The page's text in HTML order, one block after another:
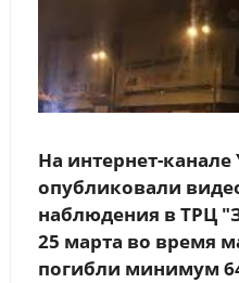
На интернет-канале
опубликовали
наблюдения в ТРЦ
25 марта во время
погибли минимум